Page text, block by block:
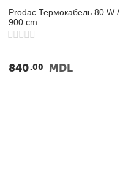
Prodac Термокабель 80 W /
900 cm
840 00 MDL